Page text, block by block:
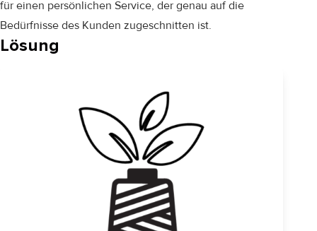
für einen persönlichen Service, der genau auf die
Bedürfnisse des Kunden zugeschnitten ist.
Lösung